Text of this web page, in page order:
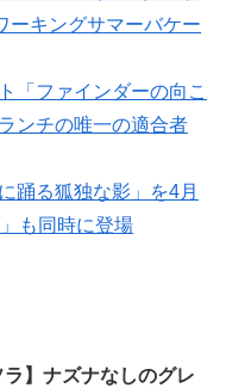
ーキングサマーバケー
「ファインダーの向こ
ンチの唯一の適合者
踊る狐独な影」を4月
も同時に登場
ラ】ナズナなしのグレ